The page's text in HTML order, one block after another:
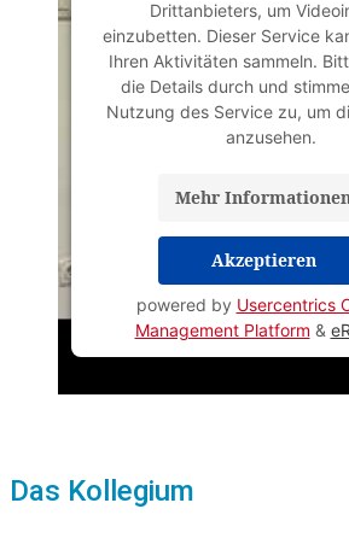
Drittanbieters, um
einzubetten. Dieser Service
Ihren Aktivitäten sammeln.
die Details durch und
Nutzung des Service zu, um
anzusehen.
Mehr
Akzeptieren
powered by Usercentrics
Management Platform &
Das Kollegium